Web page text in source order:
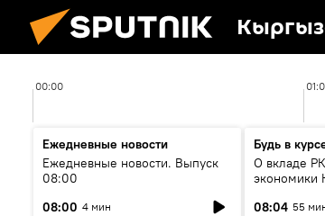
00:00
Ежедневные новости
Ежедневные новости. Выпуск
08:00
08:00 4 мин
Будь в
О вкладе
экономики
08:04 55